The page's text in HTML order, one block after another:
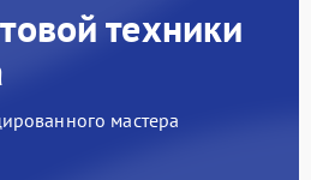
техники
мастера